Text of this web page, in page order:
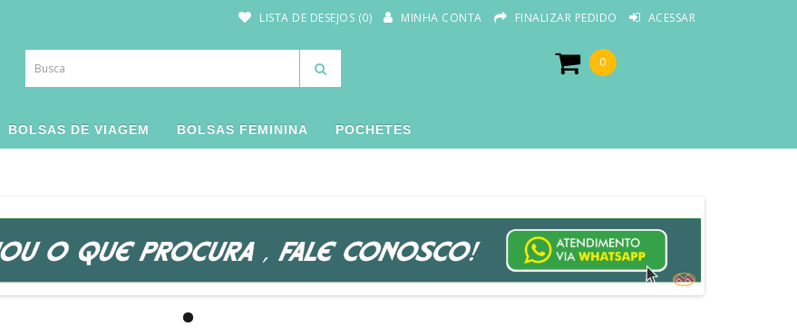
LISTA DE DESEJOS (0) MINHA CONTA FINALIZAR PEDIDO ACESSAR
0
BOLSAS DE VIAGEM BOLSAS FEMININA POCHETES